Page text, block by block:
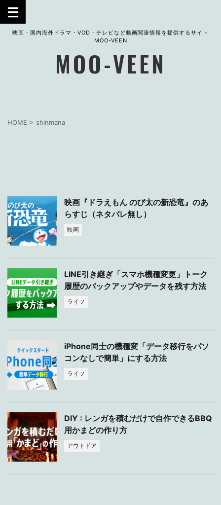
映画・国内海外ドラマ・VOD・テレビなど動画関連情報を提供するサイト
MOO-VEEN
MOO-VEEN
HOME > shinmana
映画『ドラえもん のび太の新恐竜』のあ
らすじ（ネタバレ無し）
映画
LINE引き継ぎ「スマホ機種変更」トーク
履歴のバックアップやデータを残す方法
ライフ
iPhone同士の機種変「データ移行をパソ
コンなしで簡単」にする方法
ライフ
DIY : レンガを積むだけで自作できるBBQ
用かまどの作り方
アウトドア